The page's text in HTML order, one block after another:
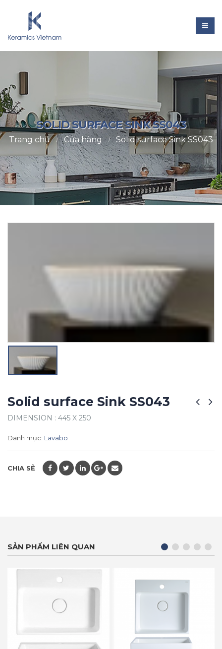
SOLID SURFACE SINK SS043
Trang chủ Cửa hàng Solid surface Sink SS043
Solid surface Sink SS043
DIMENSION : 445 X 250
Danh mục: Lavabo
CHIA SẺ
SẢN PHẨM LIÊN QUAN